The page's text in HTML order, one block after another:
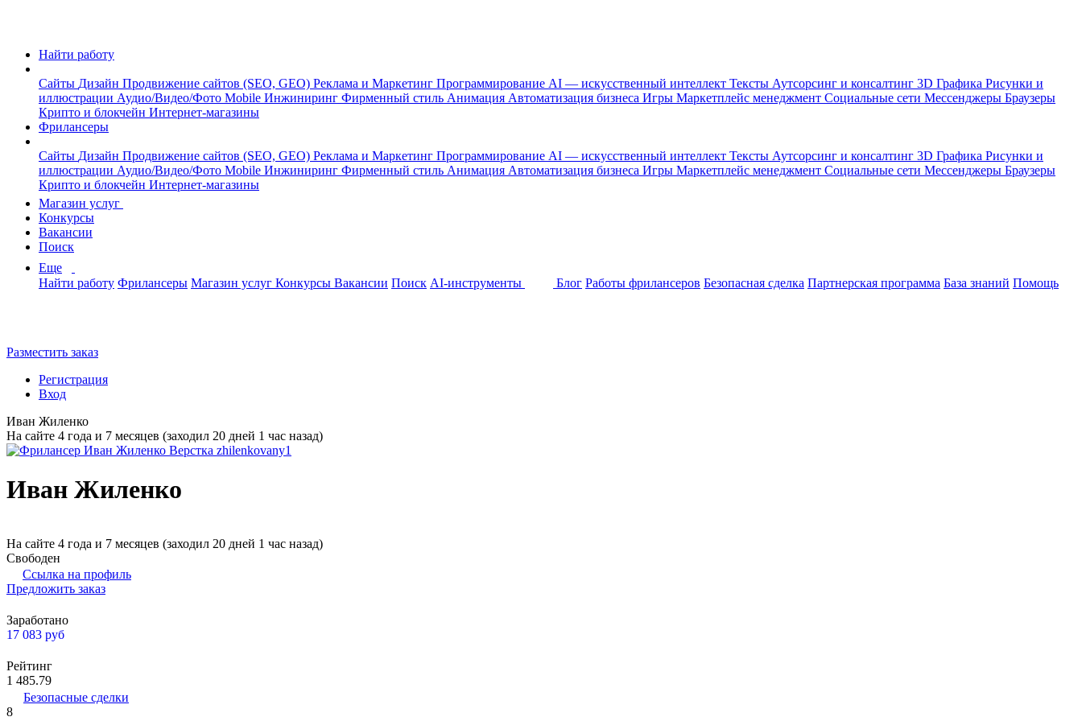
Найти работу
Сайты Дизайн Продвижение сайтов (SEO, GEO) Реклама и Маркетинг Программирование AI — искусственный интеллект Тексты Аутсорсинг и консалтинг 3D Графика Рисунки и
иллюстрации Аудио/Видео/Фото Mobile Инжиниринг Фирменный стиль Анимация Автоматизация бизнеса Игры Маркетплейс менеджмент Социальные сети Мессенджеры Браузеры
Крипто и блокчейн Интернет-магазины
Фрилансеры
Сайты Дизайн Продвижение сайтов (SEO, GEO) Реклама и Маркетинг Программирование AI — искусственный интеллект Тексты Аутсорсинг и консалтинг 3D Графика Рисунки и
иллюстрации Аудио/Видео/Фото Mobile Инжиниринг Фирменный стиль Анимация Автоматизация бизнеса Игры Маркетплейс менеджмент Социальные сети Мессенджеры Браузеры
Крипто и блокчейн Интернет-магазины
Магазин услуг
Конкурсы
Вакансии
Поиск
Еще
Найти работу Фрилансеры Магазин услуг Конкурсы Вакансии Поиск AI-инструменты Блог Работы фрилансеров Безопасная сделка Партнерская программа База знаний Помощь
Разместить заказ
Регистрация
Вход
Иван Жиленко
На сайте 4 года и 7 месяцев (заходил 20 дней 1 час назад)
Иван Жиленко
На сайте 4 года и 7 месяцев (заходил 20 дней 1 час назад)
Свободен
Ссылка на профиль
Предложить заказ
Заработано
17 083 руб
Рейтинг
1 485.79
Безопасные сделки
8